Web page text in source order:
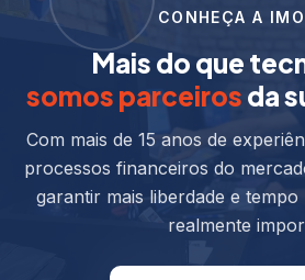
CONHEÇA A
Mais do que
somos parceiros da
Com mais de 15 anos de
processos financeiros do
garantir mais liberdade e
realmente